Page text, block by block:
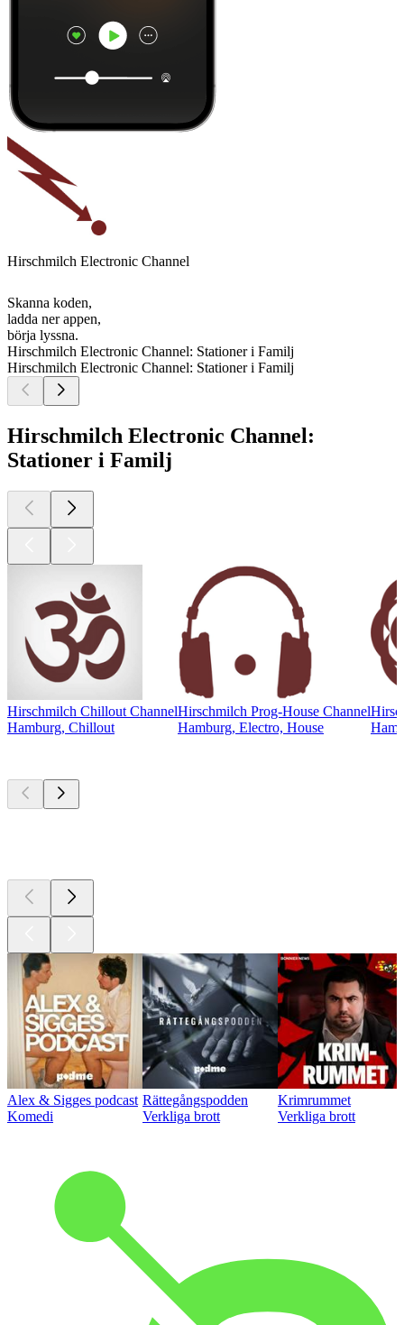
Hirschmilch Electronic Channel
Skanna koden,
ladda ner appen,
börja lyssna.
Hirschmilch Electronic Channel: Stationer i Familj
Hirschmilch Electronic Channel: Stationer i Familj
Hirschmilch Electronic Channel:
Stationer i Familj
Hirschmilch Chillout Channel
Hamburg, Chillout
Hirschmilch Prog-House Channel
Hamburg, Electro, House
Alex & Sigges podcast
Komedi
Rättegångspodden
Verkliga brott
Krimrummet
Verkliga brott